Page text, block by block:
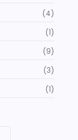
(4)
(1)
(9)
(3)
(1)